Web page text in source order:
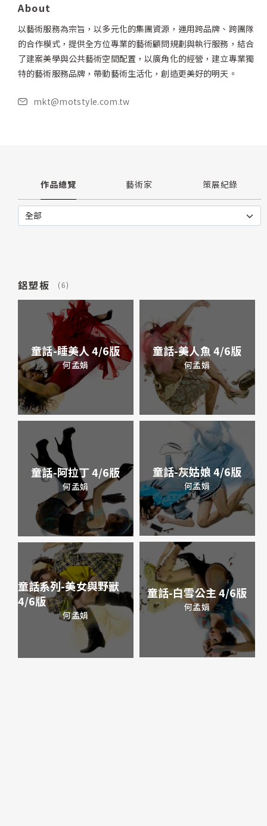
About
以藝術服務為宗旨，以多元化的集團資源，運用跨品牌、跨團隊
的合作模式，提供全方位專業的藝術顧問規劃與執行服務，結合
了建案美學與公共藝術空間配置，以廣角化的經營，建立專業獨
特的藝術服務品牌，帶動藝術生活化，創造更美好的明天。
mkt@motstyle.com.tw
作品總覽 藝術家 策展紀錄
鋁塑板 (6)
童話-睡美人 4/6版
何孟娟
童話-美人魚 4/6版
何孟娟
童話-灰姑娘 4/6版
何孟娟
童話-阿拉丁 4/6版
何孟娟
童話-白雪公主 4/6版
何孟娟
童話系列-美女與野獸
4/6版
何孟娟